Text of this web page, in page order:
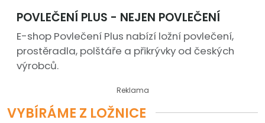
POVLEČENÍ PLUS - NEJEN POVLEČENÍ
E-shop Povlečení Plus nabízí ložní povlečení,
prostěradla, polštáře a přikrývky od českých
výrobců.
Reklama
VYBÍRÁME Z LOŽNICE